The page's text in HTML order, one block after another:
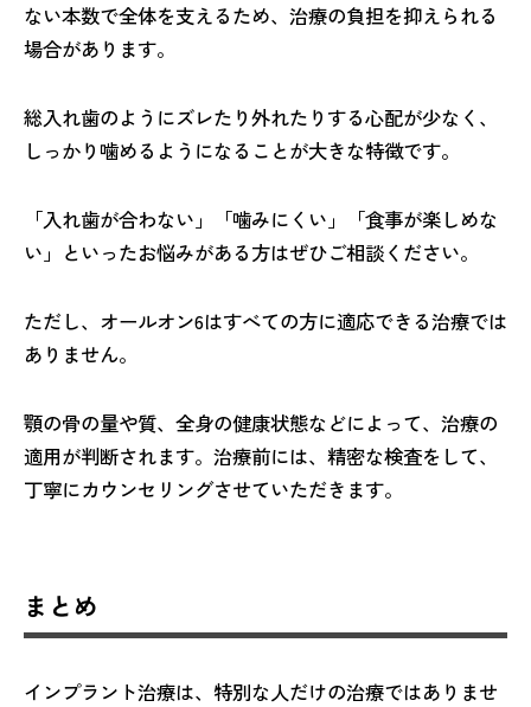
ない本数で全体を支えるため、治療の負担を抑えられる
場合があります。
総入れ歯のようにズレたり外れたりする心配が少なく、
しっかり噛めるようになることが大きな特徴です。
「入れ歯が合わない」「噛みにくい」「食事が楽しめな
い」といったお悩みがある方はぜひご相談ください。
ただし、オールオン6はすべての方に適応できる治療では
ありません。
顎の骨の量や質、全身の健康状態などによって、治療の
適用が判断されます。治療前には、精密な検査をして、
丁寧にカウンセリングさせていただきます。
まとめ
インプラント治療は、特別な人だけの治療ではありませ